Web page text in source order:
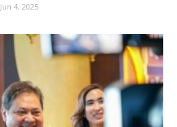
Jun 4, 2025